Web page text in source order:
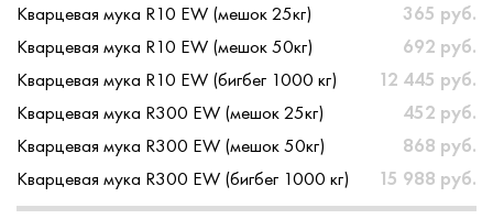
Кварцевая мука R10 EW (мешок 25кг)
365 руб.
Кварцевая мука R10 EW (мешок 50кг)
692 руб.
Кварцевая мука R10 EW (бигбег 1000 кг)
12 445 руб.
Кварцевая мука R300 EW (мешок 25кг)
452 руб.
Кварцевая мука R300 EW (мешок 50кг)
868 руб.
Кварцевая мука R300 EW (бигбег 1000 кг)
15 988 руб.